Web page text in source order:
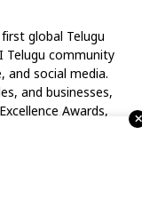
global Telugu
Telugu community
and social media.
and businesses,
Awards,